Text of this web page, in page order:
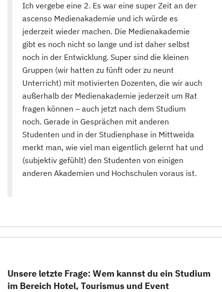
Ich vergebe eine 2. Es war eine super Zeit an der
ascenso Medienakademie und ich würde es
jederzeit wieder machen. Die Medienakademie
gibt es noch nicht so lange und ist daher selbst
noch in der Entwicklung. Super sind die kleinen
Gruppen (wir hatten zu fünft oder zu neunt
Unterricht) mit motivierten Dozenten, die wir auch
außerhalb der Medienakademie jederzeit um Rat
fragen können – auch jetzt nach dem Studium
noch. Gerade in Gesprächen mit anderen
Studenten und in der Studienphase in Mittweida
merkt man, wie viel man eigentlich gelernt hat und
(subjektiv gefühlt) den Studenten von einigen
anderen Akademien und Hochschulen voraus ist.
Unsere letzte Frage: Wem kannst du ein Studium
im Bereich Hotel, Tourismus und Event